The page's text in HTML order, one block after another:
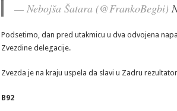
— Nebojša Šatara (@FrankoBegbi)
Podsetimo, dan pred utakmicu u dva odvojena
Zvezdine delegacije.
Zvezda je na kraju uspela da slavi u Zadru
B92